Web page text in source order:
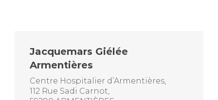
Jacquemars Giélée
Armentières
Centre Hospitalier d’Armentières,
112 Rue Sadi Carnot,